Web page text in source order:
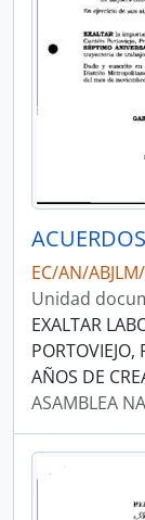
EC/AN/
Unidad
EXALTAR
AÑOS DE
ASAMBLEA